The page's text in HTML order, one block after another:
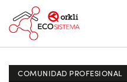
COMUNIDAD PROFESIONAL